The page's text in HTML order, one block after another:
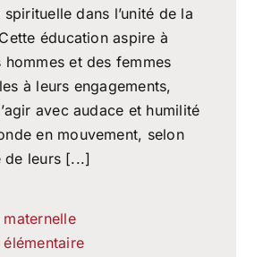
spirituelle dans l’unité de la
éducation aspire à
et des femmes
à leurs engagements,
avec audace et humilité
en mouvement, selon
de leurs [...]
maternelle
élémentaire